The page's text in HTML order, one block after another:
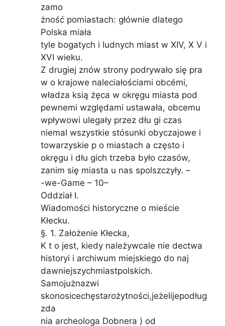
zamo
żność pomiastach: głównie dlatego
Polska miała
tyle bogatych i ludnych miast w XIV, X V i
XVI wieku.
Z drugiej znów strony podrywało się pra
w o krajowe naleciałościami obcémi,
władza ksią żęca w okręgu miasta pod
pewnemi względami ustawała, obcemu
wpływowi ulegały przez dłu gi czas
niemal wszystkie stósunki obyczajowe i
towarzyskie p o miastach a często i
okręgu i dłu gich trzeba było czasów,
zanim się miasta u nas spolszczyły. –
-we-Game – 10–
Oddział I.
Wiadomości historyczne o mieście
Kłecku.
§. 1. Założenie Kłecka,
K t o jest, kiedy należywcale nie dectwa
historyi i archiwum miejskiego do naj
dawniejszychmiastpolskich.
Samojużnazwi
skonosicechęstarożytności,jeżelijepodług
zda
nia archeologa Dobnera ) od